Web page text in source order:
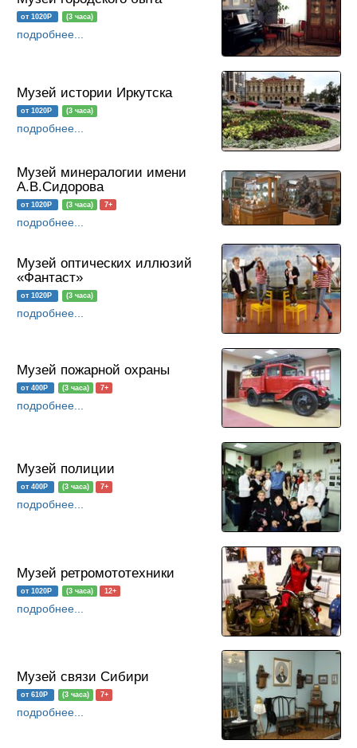
от 1020Р (3 часа)
подробнее...
Музей истории Иркутска
от 1020Р (3 часа)
подробнее...
Музей минералогии имени
А.В.Сидорова
от 1020Р (3 часа) 7+
подробнее...
Музей оптических иллюзий
«Фантаст»
от 1020Р (3 часа)
подробнее...
Музей пожарной охраны
от 400Р (3 часа) 7+
подробнее...
Музей полиции
от 400Р (3 часа) 7+
подробнее...
Музей ретромототехники
от 1020Р (3 часа) 12+
подробнее...
Музей связи Сибири
от 610Р (3 часа) 7+
подробнее...